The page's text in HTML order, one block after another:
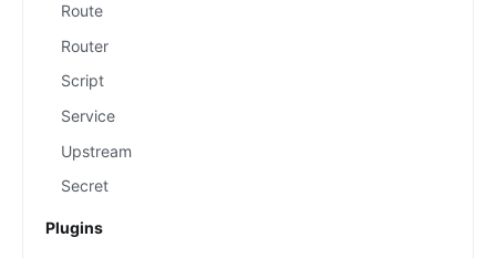
Route
Router
Script
Service
Upstream
Secret
Plugins